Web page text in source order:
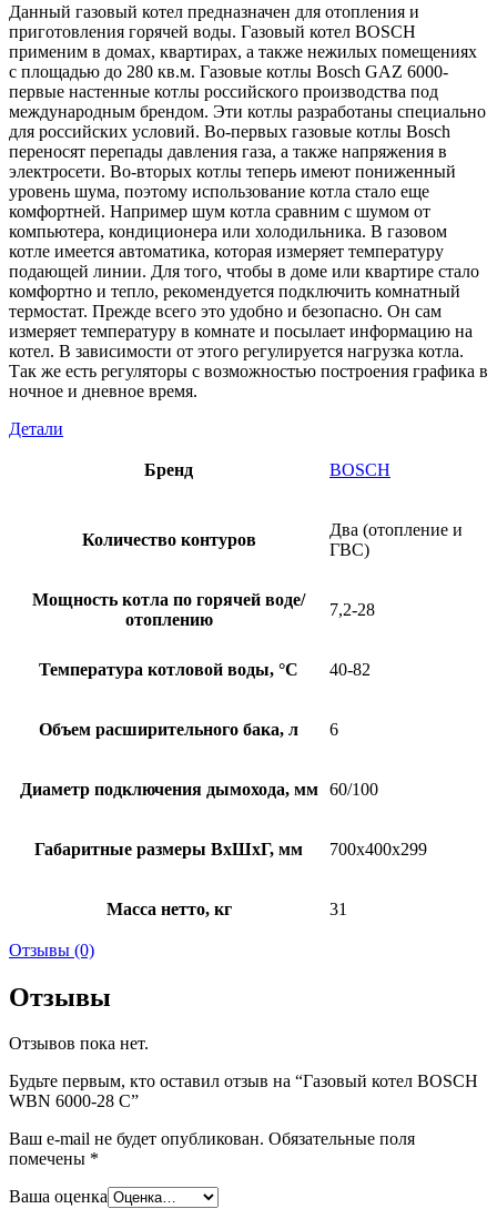
Данный газовый котел предназначен для отопления и
приготовления горячей воды. Газовый котел BOSCH
применим в домах, квартирах, а также нежилых помещениях
с площадью до 280 кв.м. Газовые котлы Bosch GAZ 6000-
первые настенные котлы российского производства под
международным брендом. Эти котлы разработаны специально
для российских условий. Во-первых газовые котлы Bosch
переносят перепады давления газа, а также напряжения в
электросети. Во-вторых котлы теперь имеют пониженный
уровень шума, поэтому использование котла стало еще
комфортней. Например шум котла сравним с шумом от
компьютера, кондиционера или холодильника. В газовом
котле имеется автоматика, которая измеряет температуру
подающей линии. Для того, чтобы в доме или квартире стало
комфортно и тепло, рекомендуется подключить комнатный
термостат. Прежде всего это удобно и безопасно. Он сам
измеряет температуру в комнате и посылает информацию на
котел. В зависимости от этого регулируется нагрузка котла.
Так же есть регуляторы с возможностью построения графика в
ночное и дневное время.
Детали
Бренд BOSCH
Количество контуров
Два (отопление и
ГВС)
Мощность котла по горячей воде/
отоплению
7,2-28
Температура котловой воды, °C 40-82
Объем расширительного бака, л 6
Диаметр подключения дымохода, мм 60/100
Габаритные размеры ВхШхГ, мм 700х400х299
Масса нетто, кг 31
Отзывы (0)
Отзывы
Отзывов пока нет.
Будьте первым, кто оставил отзыв на “Газовый котел BOSCH
WBN 6000-28 C”
Ваш e-mail не будет опубликован. Обязательные поля
помечены *
Ваша оценка